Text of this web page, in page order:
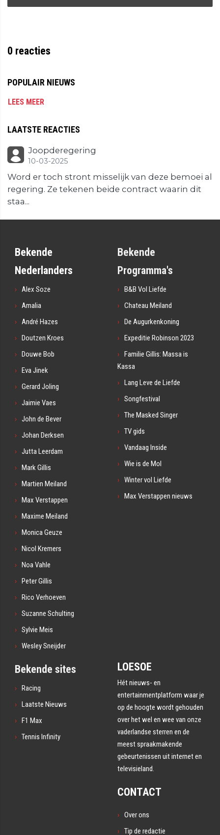
0 reacties
POPULAIR NIEUWS
LEES MEER
LAATSTE REACTIES
Joopderegering
10-03-2025
Word er toch stront misselijk van deze bemoei al
regering. Ze tekenen beide contract waarin dit
staa...
Bekende
Nederlanders
Alex Soze
Amalia
André Hazes
Doutzen Kroes
Douwe Bob
Eva Jinek
Gerard Joling
Jaimie Vaes
John de Bever
Johan Derksen
Jutta Leerdam
Mark Gillis
Martien Meiland
Max Verstappen
Maxime Meiland
Monica Geuze
Nicol Kremers
Noa Vahle
Peter Gillis
Rico Verhoeven
Suzanne Schulting
Sylvie Meis
Wesley Sneijder
Bekende
Programma's
B&B Vol Liefde
Chateau Meiland
De Augurkenkoning
Expeditie Robinson 2023
Familie Gillis: Massa is
Kassa
Lang Leve de Liefde
Songfestival
The Masked Singer
TV gids
Vandaag Inside
Wie is de Mol
Winter vol Liefde
Max Verstappen nieuws
Bekende sites
Racing
Laatste Nieuws
F1 Max
Tennis Infinity
LOESOE
Hét nieuws- en
entertainmentplatform waar je
op de hoogte wordt gehouden
over het wel en wee van onze
vaderlandse sterren en de
meest spraakmakende
gebeurtenissen uit internet en
televisieland.
CONTACT
Over ons
Tip de redactie